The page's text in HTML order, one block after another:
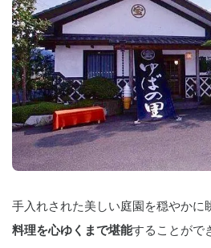
手入れされた美しい庭園を穏やかに
料理を心ゆくまで堪能することがで